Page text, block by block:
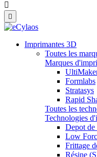


Imprimantes 3D
Toutes les
Marques
Formlabs
Stratasys
Rapid
Toutes les
Technologies
Depot
Low
Frittage
Résine